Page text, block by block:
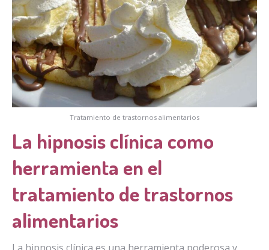
Tratamiento de trastornos alimentarios
La hipnosis clínica como
herramienta en el
tratamiento de trastornos
alimentarios